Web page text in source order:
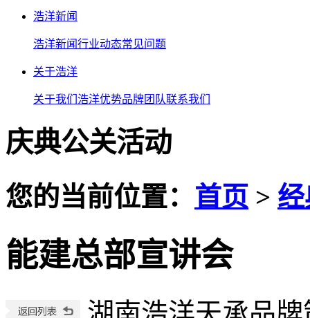
浩洋新闻
浩洋新闻行业动态常见问题
关于浩洋
关于我们 浩洋优势品牌团队联系我们
庆典公关活动
您的当前位置： 首页 >
能建总部宣讲会